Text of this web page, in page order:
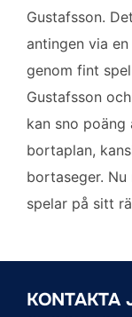
Gustafsson.
antingen via
genom fint
Gustafsson
kan sno poäng
bortaplan,
bortaseger.
spelar på sitt
KONTAKTA